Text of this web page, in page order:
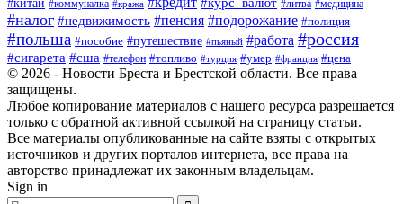
#коммуналка #кража #литва #медицина
#налог #недвижимость #пенсия #подорожание #полиция
#польша #пособие #путешествие #пьяный #работа #россия
#сигарета #сша #телефон #топливо #турция #умер #франция #цена
© 2026 - Новости Бреста и Брестской области. Все права
защищены.
Любое копирование материалов с нашего ресурса разрешается
только с обратной активной ссылкой на страницу статьи.
Все материалы опубликованные на сайте взяты с открытых
источников и других порталов интернета, все права на
авторство принадлежат их законным владельцам.
Sign in